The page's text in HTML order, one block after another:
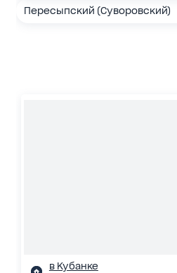
Пересыпский (Суворовский)
в Кубанке